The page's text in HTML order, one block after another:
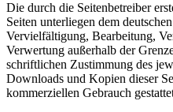
Die durch die Seitenbetreiber
Seiten unterliegen dem
Vervielfältigung, Bearbeitung,
Verwertung außerhalb der
schriftlichen Zustimmung des
Downloads und Kopien dieser
kommerziellen Gebrauch